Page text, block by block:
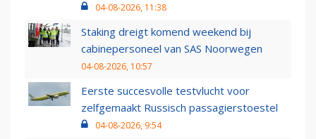
04-08-2026, 11:38
Staking dreigt komend weekend bij
cabinepersoneel van SAS Noorwegen
04-08-2026, 10:57
Eerste succesvolle testvlucht voor
zelfgemaakt Russisch passagierstoestel
04-08-2026, 9:54